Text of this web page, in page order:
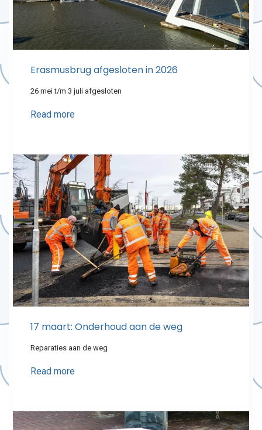
Erasmusbrug afgesloten in 2026
26 mei t/m 3 juli afgesloten
Read more
17 maart: Onderhoud aan de weg
Reparaties aan de weg
Read more